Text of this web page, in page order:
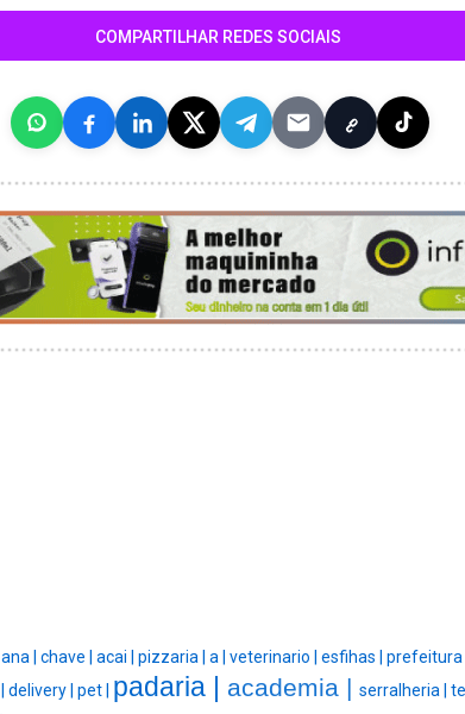
COMPARTILHAR REDES SOCIAIS
ana | chave | acai | pizzaria | a | veterinario | esfihas | prefeitura |
delivery | pet | padaria | academia | serralheria |